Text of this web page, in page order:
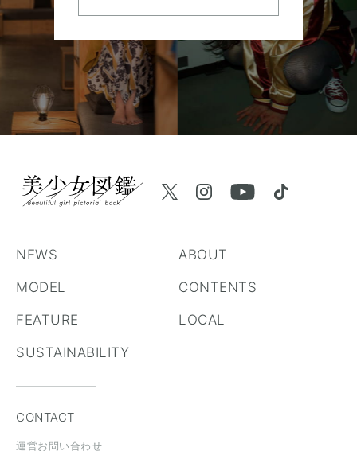
NEWS ABOUT
MODEL CONTENTS
FEATURE LOCAL
SUSTAINABILITY
CONTACT
運営お問い合わせ